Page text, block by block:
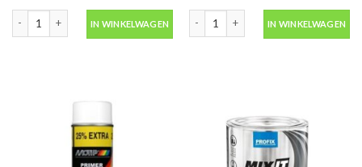
IN WINKELWAGEN IN WINKELWAGEN